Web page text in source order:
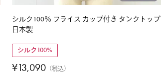
シルク100％ フライス カップ付き タンクトップ
日本製
シルク100%
¥13,090 税込